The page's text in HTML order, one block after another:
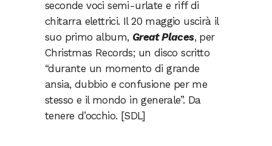
seconde voci semi-urlate e riff di
chitarra elettrici. Il 20 maggio uscirà il
suo primo album, Great Places, per
Christmas Records; un disco scritto
“durante un momento di grande
ansia, dubbio e confusione per me
stesso e il mondo in generale”. Da
tenere d’occhio. [SDL]